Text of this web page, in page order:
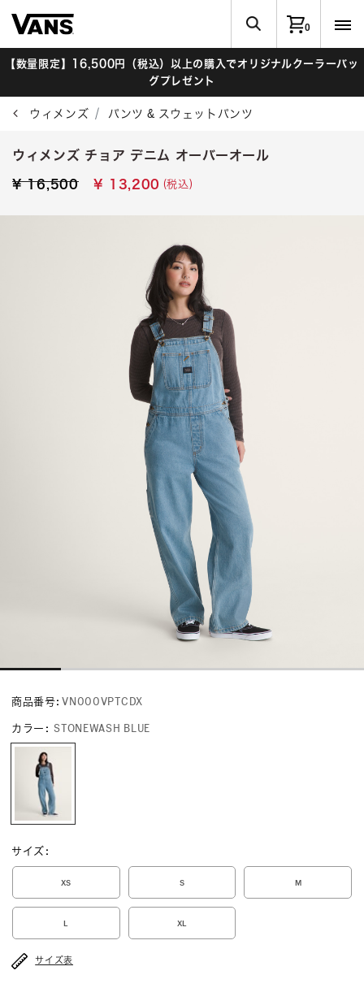
0
【数量限定】16,500円（税込）以上の購入でオリジナルクーラーバッ
グプレゼント
ウィメンズ パンツ & スウェットパンツ
ウィメンズ チョア デニム オーバーオール
Price reduced from
¥ 16,500to ¥ 13,200 (税込)
商品番号:VN000VPTCDX
カラー: STONEWASH BLUE
サイズ:
XS S M
L XL
サイズ表